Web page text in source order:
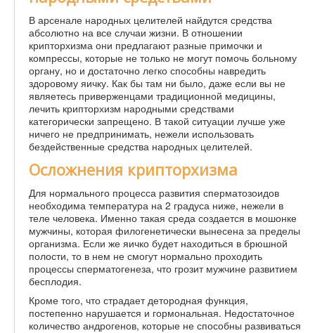
В арсенале народных целителей найдутся средства
абсолютно на все случаи жизни. В отношении
крипторхизма они предлагают разные примочки и
компрессы, которые не только не могут помочь больному
органу, но и достаточно легко способны навредить
здоровому яичку. Как бы там ни было, даже если вы не
являетесь приверженцами традиционной медицины,
лечить крипторхизм народными средствами
категорически запрещено. В такой ситуации лучше уже
ничего не предпринимать, нежели использовать
бездейственные средства народных целителей.
Осложнения крипторхизма
Для нормального процесса развития сперматозоидов
необходима температура на 2 градуса ниже, нежели в
теле человека. Именно такая среда создается в мошонке
мужчины, которая филогенетически вынесена за пределы
организма. Если же яичко будет находиться в брюшной
полости, то в нем не смогут нормально проходить
процессы сперматогенеза, что грозит мужчине развитием
бесплодия.
Кроме того, что страдает детородная функция,
постепенно нарушается и гормональная. Недостаточное
количество андрогенов, которые не способны развиваться